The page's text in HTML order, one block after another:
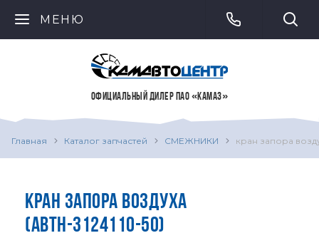
МЕНЮ
ОФИЦИАЛЬНЫЙ ДИЛЕР ПАО «КАМАЗ»
Главная Каталог запчастей СМЕЖНИКИ кран запора
КРАН ЗАПОРА ВОЗДУХА
(АВТН-3124110-50)